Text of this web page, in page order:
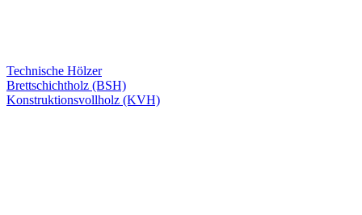
Technische Hölzer
Brettschichtholz (BSH)
Konstruktionsvollholz (KVH)